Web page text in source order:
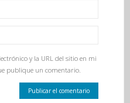
y la URL del sitio en mi
publique un comentario.